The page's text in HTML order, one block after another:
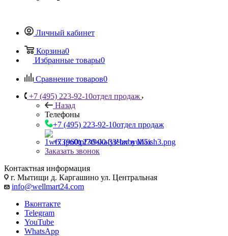
Личный кабинет
Корзина0
Избранные товары0
Сравнение товаров0
+7 (495) 223-92-10отдел продаж
Назад
Телефоны
+7 (495) 223-92-10отдел продаж
+7 (960) 230-00-33Чат в Max
Заказать звонок
Контактная информация
г. Мытищи д. Каргашино ул. Центральная
info@wellmart24.com
Вконтакте
Telegram
YouTube
WhatsApp